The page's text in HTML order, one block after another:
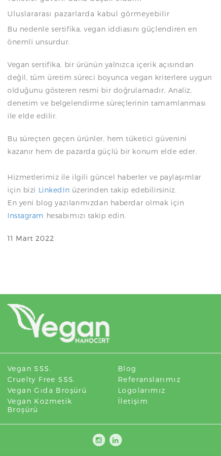
Uluslararası pazarlarda kabul görmeyebilir
Bu nedenle sertifika, vegan iddiasını güçlendiren en
önemli unsurdur.
Vegan sertifika, bir ürünün yalnızca içerik açısından
değil, tüm üretim süreci boyunca vegan kriterlere uygun
olduğunu gösteren resmi bir doğrulamadır. Analiz,
denetim ve belgelendirme süreçlerinin tamamlanması
ile elde edilir.
Bu süreçten geçen ürünler, hem tüketici güvenini
kazanır hem de pazarda güçlü bir konum elde eder.
Hizmetlerimiz ile ilgili güncel haberler ve paylaşımlar
için bizi LinkedIn üzerinden takip edebilirsiniz.
En yeni blog yazılarımızdan haberdar olmak için
Instagram hesabımızı takip edin.
11 Mart 2022
Vegan SSS.
Cruelty Free SSS.
Vegan Gıda Broşürü
Vegan Kozmetik
Broşürü
Blog
Referanslarımız
Logolarımız
İletişim